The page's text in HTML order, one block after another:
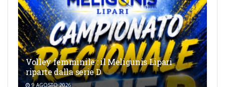
Volley femminile : il Meligunis Lipari
riparte dalla serie D
9 AGOSTO 2026